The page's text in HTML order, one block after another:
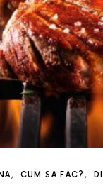
CUM SA FAC?